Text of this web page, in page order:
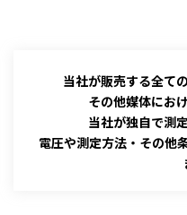
当社が販売する全て
その他媒体にお
当社が独自で測
電圧や測定方法・その他